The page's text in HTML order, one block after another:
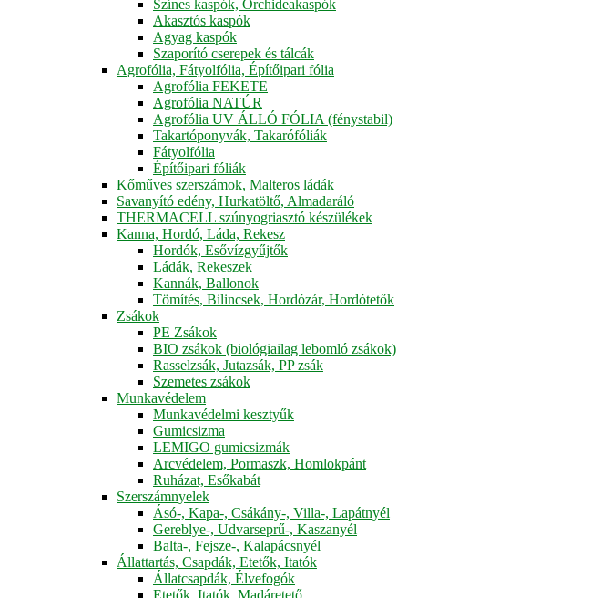
Színes kaspók, Orchideakaspók
Akasztós kaspók
Agyag kaspók
Szaporító cserepek és tálcák
Agrofólia, Fátyolfólia, Építőipari fólia
Agrofólia FEKETE
Agrofólia NATÚR
Agrofólia UV ÁLLÓ FÓLIA (fénystabil)
Takartóponyvák, Takarófóliák
Fátyolfólia
Építőipari fóliák
Kőműves szerszámok, Malteros ládák
Savanyító edény, Hurkatöltő, Almadaráló
THERMACELL szúnyogriasztó készülékek
Kanna, Hordó, Láda, Rekesz
Hordók, Esővízgyűjtők
Ládák, Rekeszek
Kannák, Ballonok
Tömítés, Bilincsek, Hordózár, Hordótetők
Zsákok
PE Zsákok
BIO zsákok (biológiailag lebomló zsákok)
Rasselzsák, Jutazsák, PP zsák
Szemetes zsákok
Munkavédelem
Munkavédelmi kesztyűk
Gumicsizma
LEMIGO gumicsizmák
Arcvédelem, Pormaszk, Homlokpánt
Ruházat, Esőkabát
Szerszámnyelek
Ásó-, Kapa-, Csákány-, Villa-, Lapátnyél
Gereblye-, Udvarseprű-, Kaszanyél
Balta-, Fejsze-, Kalapácsnyél
Állattartás, Csapdák, Etetők, Itatók
Állatcsapdák, Élvefogók
Etetők, Itatók, Madáretető